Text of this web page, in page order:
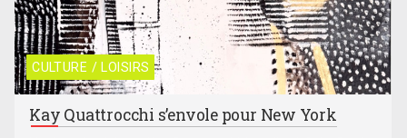
CULTURE / LOISIRS
Kay Quattrocchi s’envole pour New York